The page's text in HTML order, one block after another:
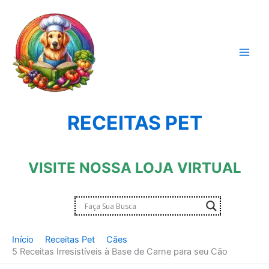
conteúdo
RECEITAS PET
VISITE NOSSA LOJA VIRTUAL
Início Receitas Pet
Cães
5 Receitas Irresistíveis à Base de Carne para seu Cão